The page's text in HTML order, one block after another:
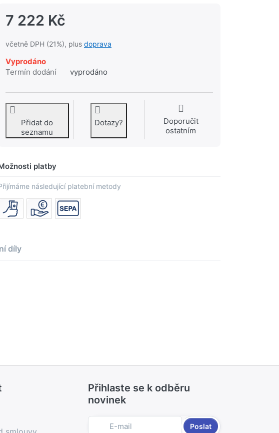
7 222 Kč
včetně DPH (21%), plus doprava
Vyprodáno
Termín dodání
vyprodáno
Přidat do
seznamu
Dotazy?
Doporučit
ostatním
platby
následující platební metody
díly
Přihlaste se k odběru
novinek
Poslat